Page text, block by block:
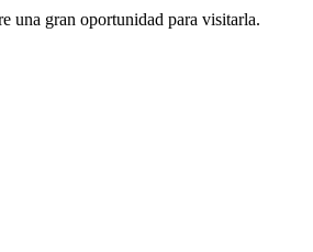
una gran oportunidad para visitarla.